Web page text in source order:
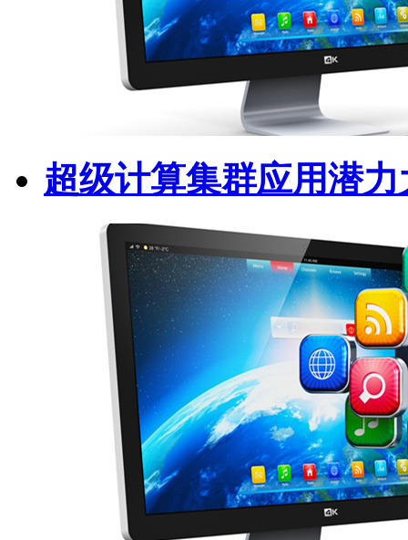
超级计算集群应用潜